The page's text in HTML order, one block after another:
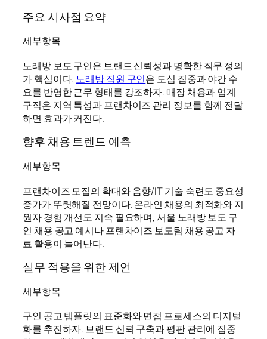
주요 시사점 요약
세부항목
노래방 보도 구인은 브랜드 신뢰성과 명확한 직무 정의
가 핵심이다. 노래방 직원 구인은 도심 집중과 야간 수
요를 반영한 근무 형태를 강조하자. 매장 채용과 업계
구직은 지역 특성과 프랜차이즈 관리 정보를 함께 전달
하면 효과가 커진다.
향후 채용 트렌드 예측
세부항목
프랜차이즈 모집의 확대와 음향/IT 기술 숙련도 중요성
증가가 뚜렷해질 전망이다. 온라인 채용의 최적화와 지
원자 경험 개선도 지속 필요하며, 서울 노래방 보도 구
인 채용 공고 예시나 프랜차이즈 보도팀 채용 공고 자
료 활용이 늘어난다.
실무 적용을 위한 제언
세부항목
구인 공고 템플릿의 표준화와 면접 프로세스의 디지털
화를 추진하자. 브랜드 신뢰 구축과 평판 관리에 집중